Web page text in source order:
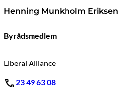
Henning Munkholm Eriksen
Byrådsmedlem
Liberal Alliance
23 49 63 08